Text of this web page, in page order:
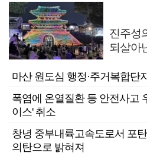
진주성
되살아
마산 원도심 행정·주거복합단
폭염에 온열질환 등 안전사고
이스' 취소
창녕 중부내륙고속도로서 포
의탄으로 밝혀져